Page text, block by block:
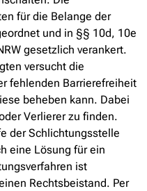
für die Belange der
und in §§ 10d, 10e
gesetzlich verankert.
versucht die
fehlenden Barrierefreiheit
beheben kann. Dabei
Verlierer zu finden.
der Schlichtungsstelle
eine Lösung für ein
ist
Rechtsbeistand. Per